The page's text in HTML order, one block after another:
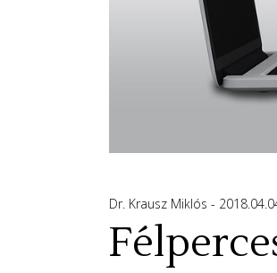
Dr. Krausz Miklós